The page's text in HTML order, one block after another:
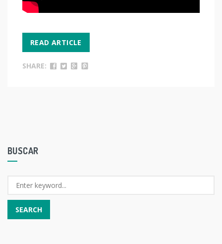
READ ARTICLE
SHARE:
BUSCAR